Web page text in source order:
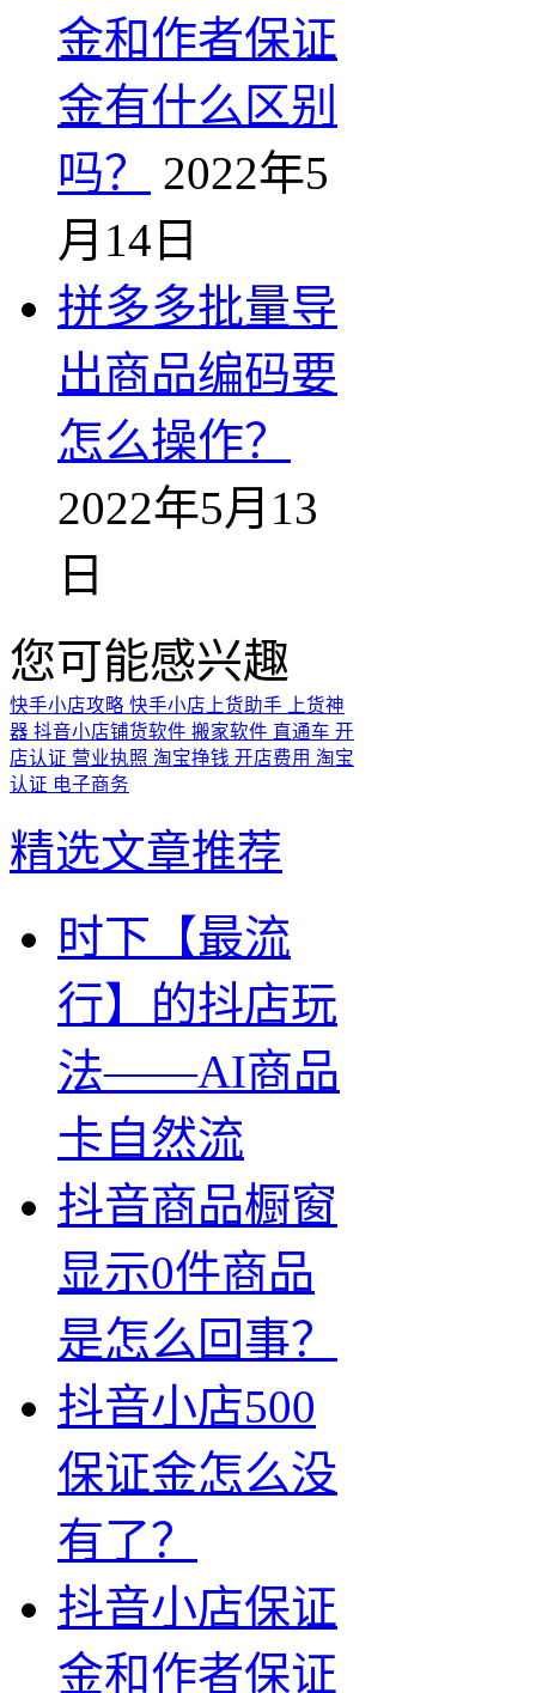
金和作者保证
金有什么区别
吗？
2022年5
月14日
拼多多批量导
出商品编码要
怎么操作？
2022年5月13
日
您可能感兴趣
快手小店攻略 快手小店上货助手 上货神
器 抖音小店铺货软件 搬家软件 直通车 开
店认证 营业执照 淘宝挣钱 开店费用 淘宝
认证 电子商务
精选文章推荐
时下【最流
行】的抖店玩
法——AI商品
卡自然流
抖音商品橱窗
显示0件商品
是怎么回事？
抖音小店500
保证金怎么没
有了？
抖音小店保证
金和作者保证